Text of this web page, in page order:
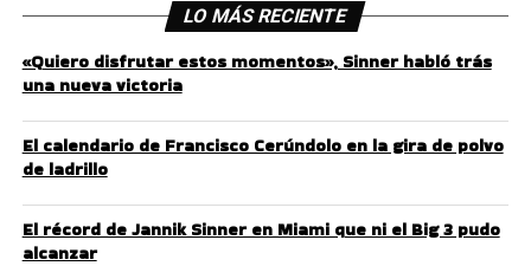
LO MÁS RECIENTE
«Quiero disfrutar estos momentos», Sinner habló trás
una nueva victoria
El calendario de Francisco Cerúndolo en la gira de polvo
de ladrillo
El récord de Jannik Sinner en Miami que ni el Big 3 pudo
alcanzar